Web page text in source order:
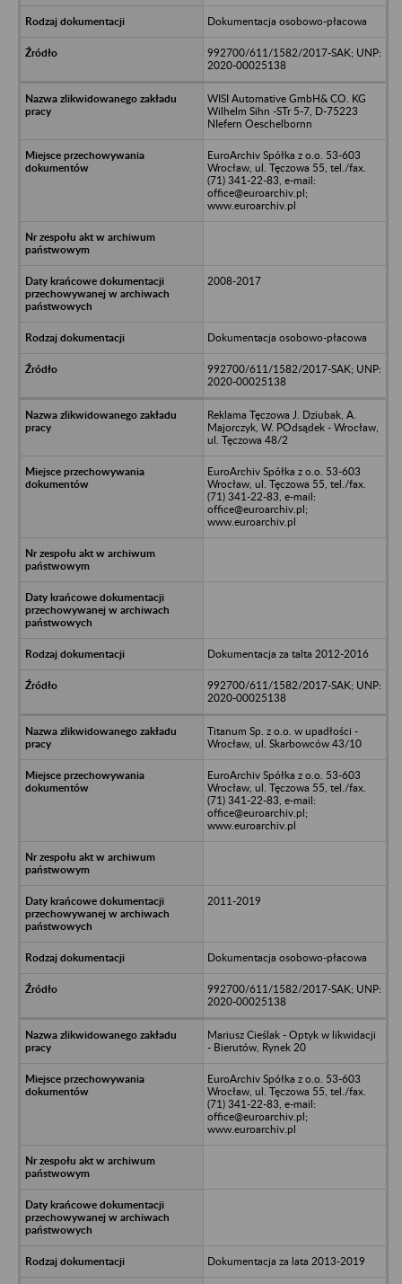
Dokumentacja osobowo-płacowa
992700/611/1582/2017-SAK; UNP:
2020-00025138
WISI Automative GmbH& CO. KG
Wilhelm Sihn -STr 5-7, D-75223
NIefern Oeschelbornn
EuroArchiv Spółka z o.o. 53-603
Wrocław, ul. Tęczowa 55, tel./fax.
(71) 341-22-83, e-mail:
office@euroarchiv.pl;
www.euroarchiv.pl
2008-2017
Dokumentacja osobowo-płacowa
992700/611/1582/2017-SAK; UNP:
2020-00025138
Reklama Tęczowa J. Dziubak, A.
Majorczyk, W. POdsądek - Wrocław,
ul. Tęczowa 48/2
EuroArchiv Spółka z o.o. 53-603
Wrocław, ul. Tęczowa 55, tel./fax.
(71) 341-22-83, e-mail:
office@euroarchiv.pl;
www.euroarchiv.pl
Dokumentacja za talta 2012-2016
992700/611/1582/2017-SAK; UNP:
2020-00025138
Titanum Sp. z o.o. w upadłości -
Wrocław, ul. Skarbowców 43/10
EuroArchiv Spółka z o.o. 53-603
Wrocław, ul. Tęczowa 55, tel./fax.
(71) 341-22-83, e-mail:
office@euroarchiv.pl;
www.euroarchiv.pl
2011-2019
Dokumentacja osobowo-płacowa
992700/611/1582/2017-SAK; UNP:
2020-00025138
Mariusz Cieślak - Optyk w likwidacji
- Bierutów, Rynek 20
EuroArchiv Spółka z o.o. 53-603
Wrocław, ul. Tęczowa 55, tel./fax.
(71) 341-22-83, e-mail:
office@euroarchiv.pl;
www.euroarchiv.pl
Dokumentacja za lata 2013-2019